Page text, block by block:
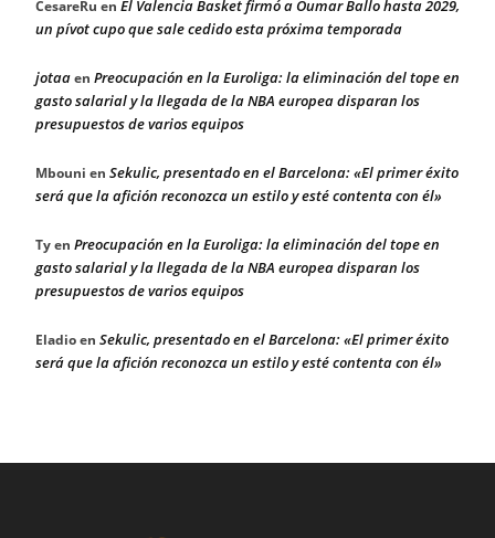
CesareRu en El Valencia Basket firmó a Oumar Ballo hasta 2029,
un pívot cupo que sale cedido esta próxima temporada
jotaaen Preocupación en la Euroliga: la eliminación del tope en
gasto salarial y la llegada de la NBA europea disparan los
presupuestos de varios equipos
Mbouni en Sekulic, presentado en el Barcelona: «El primer éxito
será que la afición reconozca un estilo y esté contenta con él»
Tyen Preocupación en la Euroliga: la eliminación del tope en
gasto salarial y la llegada de la NBA europea disparan los
presupuestos de varios equipos
Eladioen Sekulic, presentado en el Barcelona: «El primer éxito
será que la afición reconozca un estilo y esté contenta con él»